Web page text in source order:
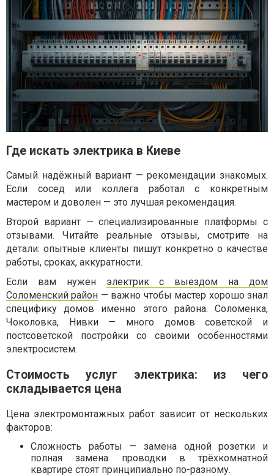
Где искать электрика в Киеве
Самый надёжный вариант — рекомендации знакомых.
Если сосед или коллега работал с конкретным
мастером и доволен — это лучшая рекомендация.
Второй вариант — специализированные платформы с
отзывами. Читайте реальные отзывы, смотрите на
детали: опытные клиенты пишут конкретно о качестве
работы, сроках, аккуратности.
Если вам нужен электрик с выездом на дом
Соломенский район — важно чтобы мастер хорошо знал
специфику домов именно этого района. Соломенка,
Чоколовка, Нивки — много домов советской и
постсоветской постройки со своими особенностями
электросистем.
Стоимость услуг электрика: из чего
складывается цена
Цена электромонтажных работ зависит от нескольких
факторов:
Сложность работы — замена одной розетки и
полная замена проводки в трёхкомнатной
квартире стоят принципиально по-разному.